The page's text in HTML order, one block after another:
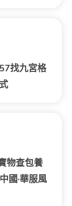
找九宮格
物查包養
國·華服風